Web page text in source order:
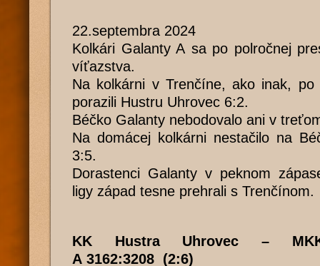
22.septembra 2024
Kolkári Galanty A sa po polročnej
víťazstva.
Na kolkárni v Trenčíne, ako inak, po
porazili Hustru Uhrovec 6:2.
Béčko Galanty nebodovalo ani v
Na domácej kolkárni nestačilo na
3:5.
Dorastenci Galanty v peknom
ligy západ tesne prehrali s Trenčínom.
KK Hustra Uhrovec –
A 3162:3208 (2:6)